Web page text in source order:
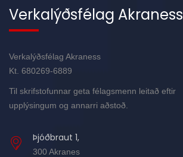
Verkalýðsfélag Akraness
Verkalýðsfélag Akraness
Kt. 680269-6889
Til skrifstofunnar geta félagsmenn leitað eftir
upplýsingum og annarri aðstoð.
Þjóðbraut 1,
300 Akranes